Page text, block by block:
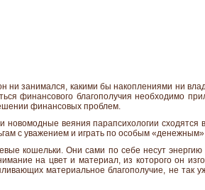
ни занимался, какими бы накоплениями ни
финансового благополучия необходимо
финансовых проблем.
новомодные веяния парапсихологии сходятся
с уважением и играть по особым
кошельки. Они сами по себе несут энергию
на цвет и материал, из которого он
материальное благополучие, не так